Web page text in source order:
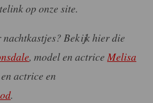
op onze site.
Bekijk hier die
, model en actrice Melisa
actrice en
.